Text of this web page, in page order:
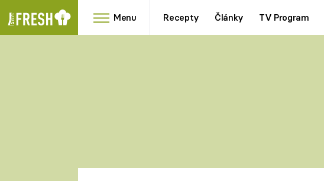
Menu Recepty Články TV Program
RYCHLOVKY